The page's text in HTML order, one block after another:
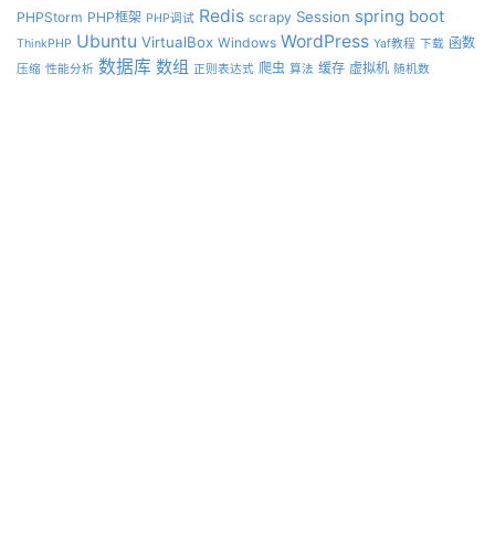
PHPStorm PHP框架 PHP调试 Redis scrapy Session spring boot
ThinkPHP Ubuntu VirtualBox Windows WordPress Yaf教程 下载 函数
压缩 性能分析 数据库 数组 正则表达式 爬虫 算法 缓存 虚拟机 随机数